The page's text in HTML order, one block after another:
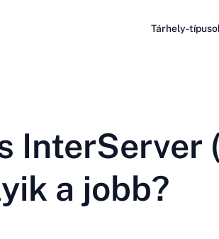
Tárhely-
Email tárhely
ES - Español ET -
LV - Latviešu
InterServer
a jobb?